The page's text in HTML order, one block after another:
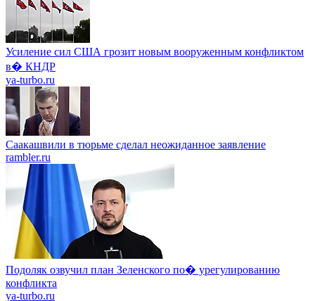
Усиление сил США грозит новым вооруженным конфликтом
в� КНДР
ya-turbo.ru
Саакашвили в тюрьме сделал неожиданное заявление
rambler.ru
Подоляк озвучил план Зеленского по� урегулированию
конфликта
ya-turbo.ru